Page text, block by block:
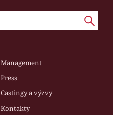
Management
Press
Castingy a výzvy
Kontakty